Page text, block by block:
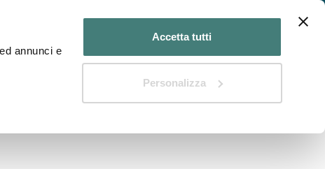
annunci e
Accetta tutti
Personalizza
Il Blog di DIAGNOSTIKA